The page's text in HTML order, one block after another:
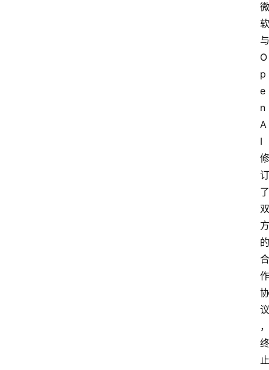
微
软
与
O
p
e
n
A
I
修
订
了
双
方
的
合
作
协
议
，
终
止